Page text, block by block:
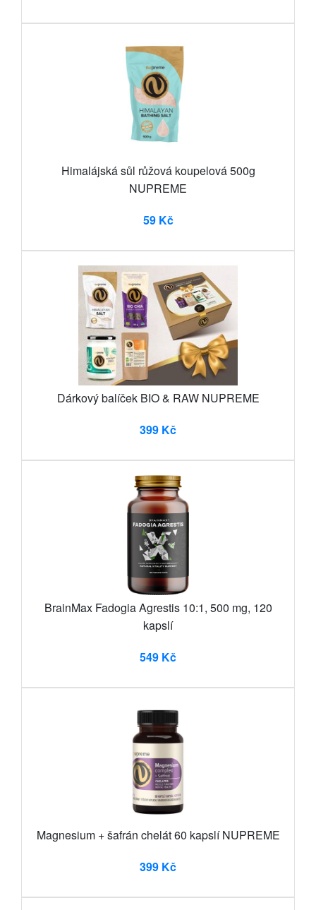
Himalájská sůl růžová koupelová 500g
NUPREME
59 Kč
Dárkový balíček BIO & RAW NUPREME
399 Kč
BrainMax Fadogia Agrestis 10:1, 500 mg, 120
kapslí
549 Kč
Magnesium + šafrán chelát 60 kapslí NUPREME
399 Kč